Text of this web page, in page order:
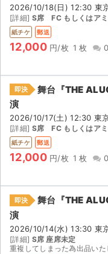
お知らせ
サイト情報
2026/10/18(日) 12:30 東
[詳細] S席 FC もしくはア
紙チケ 郵送
12,000 円/枚 1 枚
即決
舞台『THE
演
2026/10/17(土) 12:30 東
[詳細] S席 FC もしくはア
紙チケ 郵送
12,000 円/枚 1 枚
即決
舞台『THE
演
2026/10/14(水) 13:30 東
[詳細] S席 座席未定
重複してしまった為出品いたします。 ファンクラブ先行で当選したチケットです